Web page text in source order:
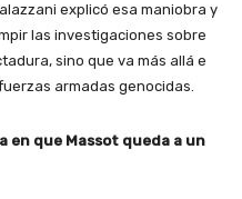
explicó esa maniobra y
las investigaciones sobre
sino que va más allá e
armadas genocidas.
en que Massot queda a un